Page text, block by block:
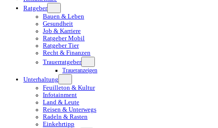
Ratgeber
Bauen & Leben
Gesundheit
Job & Karriere
Ratgeber Mobil
Ratgeber Tier
Recht & Finanzen
Trauerratgeber
Traueranzeigen
Unterhaltung
Feuilleton & Kultur
Infotainment
Land & Leute
Reisen & Unterwegs
Radeln & Rasten
Einkehrtipp